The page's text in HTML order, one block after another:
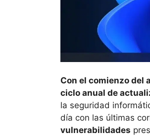
Con el comienzo del
ciclo anual de
la seguridad
día con las últimas
vulnerabilidades